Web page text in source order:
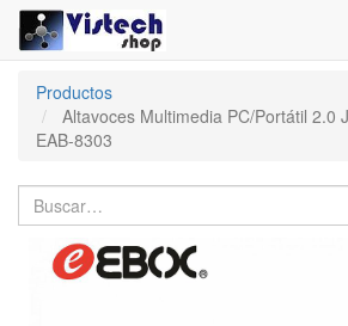
Productos
Altavoces Multimedia PC/Portátil 2.0
EAB-8303